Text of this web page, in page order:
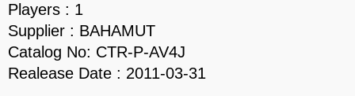
Players : 1
Supplier : BAHAMUT
Catalog No: CTR-P-AV4J
Realease Date : 2011-03-31